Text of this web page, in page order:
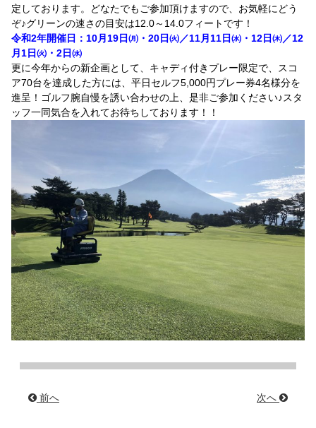
定しております。どなたでもご参加頂けますので、お気軽にどう
ぞ♪グリーンの速さの目安は12.0～14.0フィートです！
令和2年開催日：10月19日㈪・20日㈫／11月11日㈬・12日㈭／12
月1日㈫・2日㈬
更に今年からの新企画として、キャディ付きプレー限定で、スコ
ア70台を達成した方には、平日セルフ5,000円プレー券4名様分を
進呈！ゴルフ腕自慢を誘い合わせの上、是非ご参加ください♪スタ
ッフ一同気合を入れてお待ちしております！！
前へ 次へ